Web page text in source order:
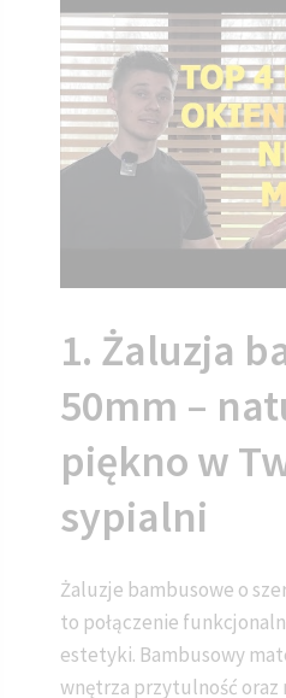
1. Żaluzja
50mm –
piękno w
sypialni
Żaluzje bambusowe o
to połączenie
estetyki. Bambusowy
wnętrza przytulność oraz